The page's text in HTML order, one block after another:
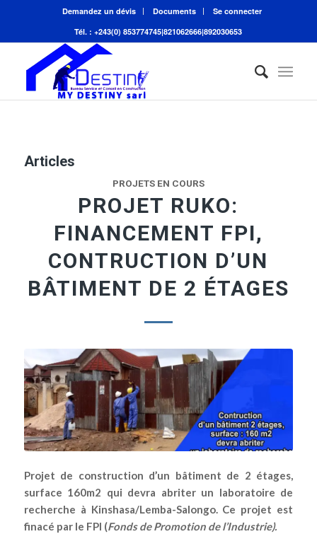
Demandez un dévis Documents
Se connecter
Tél. : +243(0) 853774745|821062666|892030653
Articles
PROJETS EN COURS
PROJET RUKO:
FINANCEMENT FPI,
CONTRUCTION D’UN
BÂTIMENT DE 2 ÉTAGES
Projet de construction d’un bâtiment de 2 étages,
surface 160m2 qui devra abriter un laboratoire de
recherche à Kinshasa/Lemba-Salongo. Ce projet est
finacé par le FPI (Fonds de Promotion de l’Industrie).